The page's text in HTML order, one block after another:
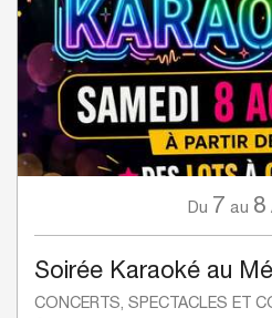
Du 7 au 8
Soirée Karaoké au
CONCERTS, SPECTACLES ET